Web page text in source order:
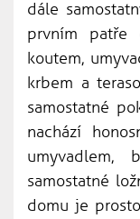
dále
prvním patře
koutem,
krbem a
samostatné
nachází
samostatné
domu je